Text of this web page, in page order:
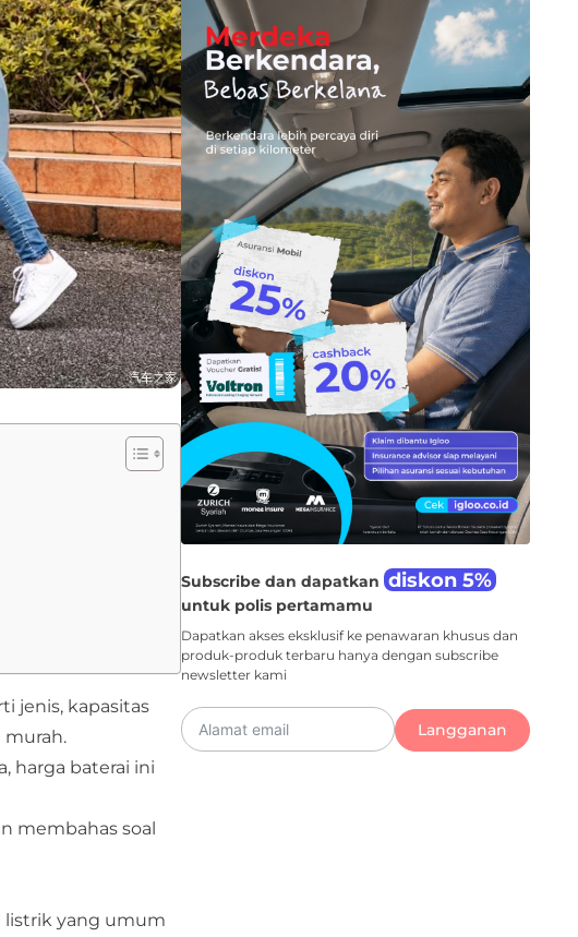
jenis, kapasitas
murah.
harga baterai ini
membahas soal
listrik yang umum
Subscribe dan dapatkan diskon 5%
untuk polis pertamamu
Dapatkan akses eksklusif ke penawaran khusus dan
produk-produk terbaru hanya dengan subscribe
newsletter kami
Langganan